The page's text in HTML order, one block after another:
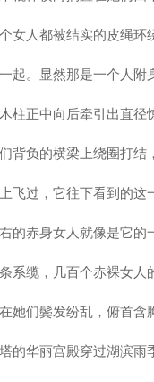
女人都被结实的皮绳环
起。显然那是一个人附
柱正中向后牵引出直径
背负的横梁上绕圈打结
飞过，它往下看到的这
的赤身女人就像是它的
系缆，几百个赤裸女人
她们鬓发纷乱，俯首含
的华丽宫殿穿过湖滨雨